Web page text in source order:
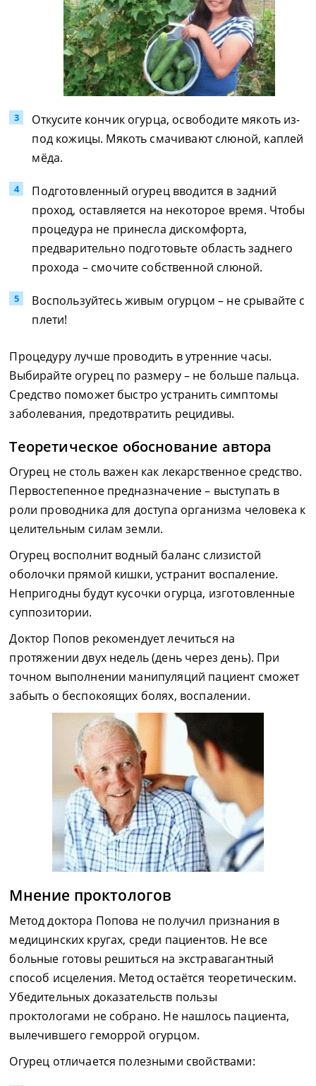
Откусите кончик огурца, освободите мякоть из-
под кожицы. Мякоть смачивают слюной, каплей
мёда.
Подготовленный огурец вводится в задний
проход, оставляется на некоторое время. Чтобы
процедура не принесла дискомфорта,
предварительно подготовьте область заднего
прохода – смочите собственной слюной.
Воспользуйтесь живым огурцом – не срывайте с
плети!
Процедуру лучше проводить в утренние часы.
Выбирайте огурец по размеру – не больше пальца.
Средство поможет быстро устранить симптомы
заболевания, предотвратить рецидивы.
Теоретическое обоснование автора
Огурец не столь важен как лекарственное средство.
Первостепенное предназначение – выступать в
роли проводника для доступа организма человека к
целительным силам земли.
Огурец восполнит водный баланс слизистой
оболочки прямой кишки, устранит воспаление.
Непригодны будут кусочки огурца, изготовленные
суппозитории.
Доктор Попов рекомендует лечиться на
протяжении двух недель (день через день). При
точном выполнении манипуляций пациент сможет
забыть о беспокоящих болях, воспалении.
Мнение проктологов
Метод доктора Попова не получил признания в
медицинских кругах, среди пациентов. Не все
больные готовы решиться на экстравагантный
способ исцеления. Метод остаётся теоретическим.
Убедительных доказательств пользы
проктологами не собрано. Не нашлось пациента,
вылечившего геморрой огурцом.
Огурец отличается полезными свойствами: